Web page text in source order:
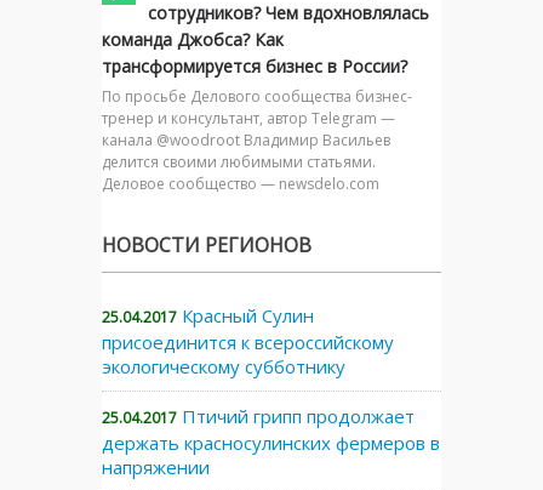
сотрудников? Чем вдохновлялась
команда Джобса? Как
трансформируется бизнес в России?
По просьбе Делового сообщества бизнес-
тренер и консультант, автор Telegram —
канала @woodroot Владимир Васильев
делится своими любимыми статьями.
Деловое сообщество — newsdelo.com
НОВОСТИ РЕГИОНОВ
25.04.2017 Красный Сулин
присоединится к всероссийскому
экологическому субботнику
25.04.2017 Птичий грипп продолжает
держать красносулинских фермеров в
напряжении